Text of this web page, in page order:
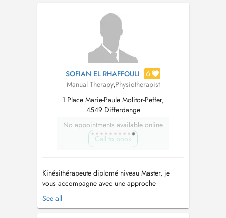
SOFIAN EL RHAFFOULI 6
Manual Therapy,Physiotherapist
1 Place Marie-Paule Molitor-Peffer,
4549 Differdange
No appointments available online
Call to book
Kinésithérapeute diplomé niveau Master, je
vous accompagne avec une approche
moderne personnalisée et centrée sur vos
objectifs. Chaque prise en charge est
See all